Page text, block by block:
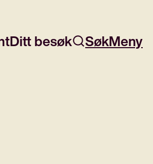
Ditt besøk SøkMeny